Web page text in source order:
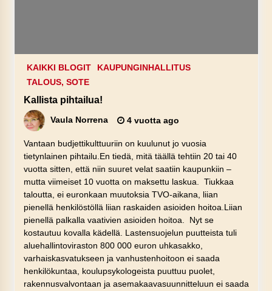
KAIKKI BLOGIT
KAUPUNGINHALLITUS
TALOUS, SOTE
Kallista pihtailua!
Vaula Norrena 4 vuotta ago
Vantaan budjettikulttuuriin on kuulunut jo vuosia
tietynlainen pihtailu.En tiedä, mitä täällä tehtiin 20 tai 40
vuotta sitten, että niin suuret velat saatiin kaupunkiin –
mutta viimeiset 10 vuotta on maksettu laskua. Tiukkaa
taloutta, ei euronkaan muutoksia TVO-aikana, liian
pienellä henkilöstöllä liian raskaiden asioiden hoitoa.Liian
pienellä palkalla vaativien asioiden hoitoa. Nyt se
kostautuu kovalla kädellä. Lastensuojelun puutteista tuli
aluehallintoviraston 800 000 euron uhkasakko,
varhaiskasvatukseen ja vanhustenhoitoon ei saada
henkilökuntaa, koulupsykologeista puuttuu puolet,
rakennusvalvontaan ja asemakaavasuunnitteluun ei saada